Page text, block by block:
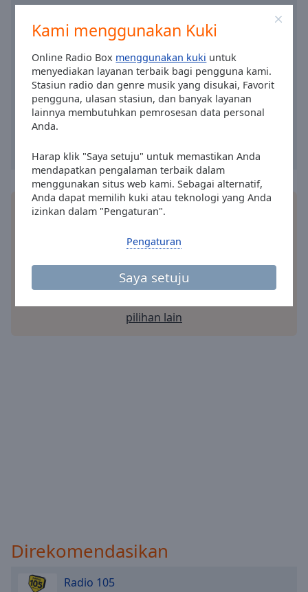
Kami menggunakan Kuki
Online Radio Box menggunakan kuki untuk
menyediakan layanan terbaik bagi pengguna kami.
Stasiun radio dan genre musik yang disukai, Favorit
pengguna, ulasan stasiun, dan banyak layanan
lainnya membutuhkan pemrosesan data personal
Anda.
Harap klik "Saya setuju" untuk memastikan Anda
mendapatkan pengalaman terbaik dalam
menggunakan situs web kami. Sebagai alternatif,
Anda dapat memilih kuki atau teknologi yang Anda
izinkan dalam "Pengaturan".
Saya setuju
Pengaturan
Area
Background
Opacity
PasangaplikasiOnline Radio Box gratis untuk
favorit Anda secara online – di mana pun Anda
pilihan lain
Direkomendasikan
Radio 105